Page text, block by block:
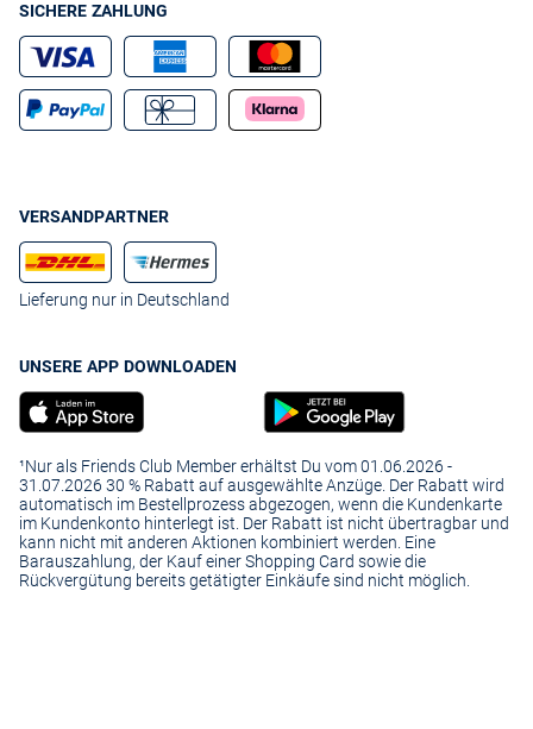
SICHERE ZAHLUNG
VERSANDPARTNER
Lieferung nur in Deutschland
UNSERE APP DOWNLOADEN
¹Nur als Friends Club Member erhältst Du vom 01.06.2026 -
31.07.2026 30 % Rabatt auf ausgewählte Anzüge. Der Rabatt wird
automatisch im Bestellprozess abgezogen, wenn die Kundenkarte
im Kundenkonto hinterlegt ist. Der Rabatt ist nicht übertragbar und
kann nicht mit anderen Aktionen kombiniert werden. Eine
Barauszahlung, der Kauf einer Shopping Card sowie die
Rückvergütung bereits getätigter Einkäufe sind nicht möglich.